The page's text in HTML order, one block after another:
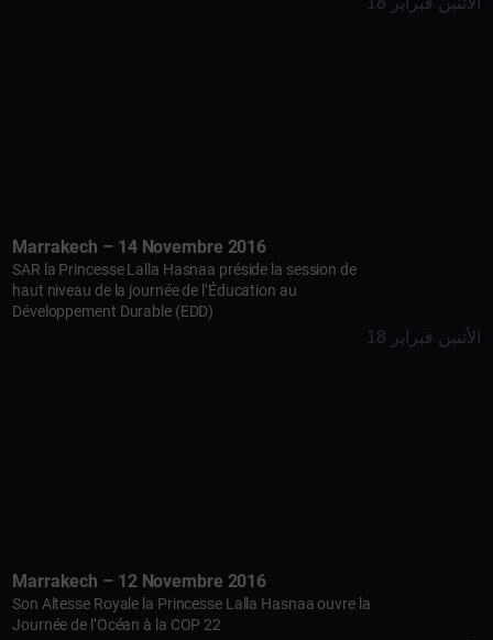
Marrakech – 14 Novembre 2016
SAR la Princesse Lalla Hasnaa préside la session de
haut niveau de la journée de l’Éducation au
Développement Durable (EDD)
الأثنين فبراير 18
Marrakech – 12 Novembre 2016
Son Altesse Royale la Princesse Lalla Hasnaa ouvre la
Journée de l’Océan à la COP 22